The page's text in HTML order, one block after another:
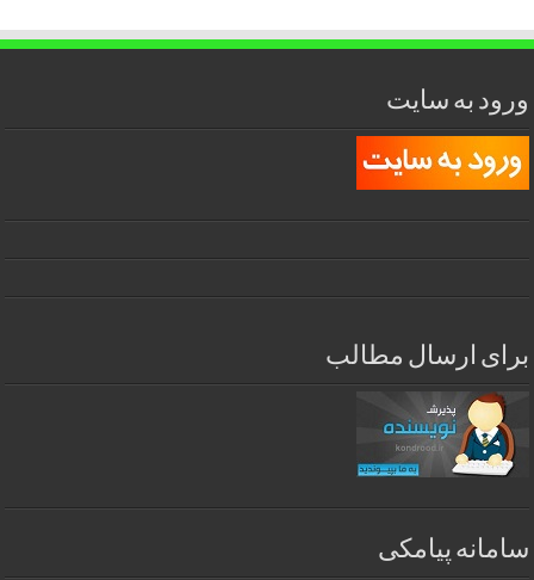
ورود به سایت
برای ارسال مطالب
سامانه پیامکی